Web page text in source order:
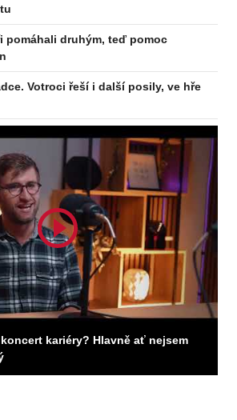
kariéry? Hlavně ať nejsem
pomáhali druhým, teď pomoc
Votroci řeší i další posily, ve hře
Odebírejte zpravodaj